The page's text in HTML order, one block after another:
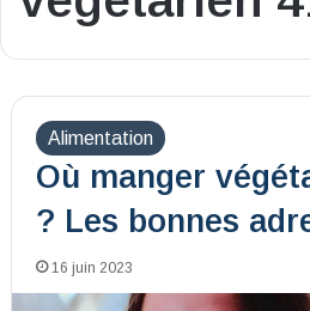
Alimentation
Où manger
? Les bonnes
16 juin 2023